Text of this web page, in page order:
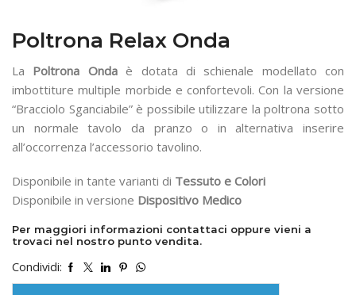
Poltrona Relax Onda
La Poltrona Ondaè dotata di schienale modellato con
imbottiture multiple morbide e confortevoli. Con la versione
“Bracciolo Sganciabile” è possibile utilizzare la poltrona sotto
un normale tavolo da pranzo o in alternativa inserire
all’occorrenza l’accessorio tavolino.
Disponibile in tante varianti di Tessuto e Colori
Disponibile in versione Dispositivo Medico
Per maggiori informazioni contattaci oppure vieni a
trovaci nel nostro punto vendita.
Condividi: